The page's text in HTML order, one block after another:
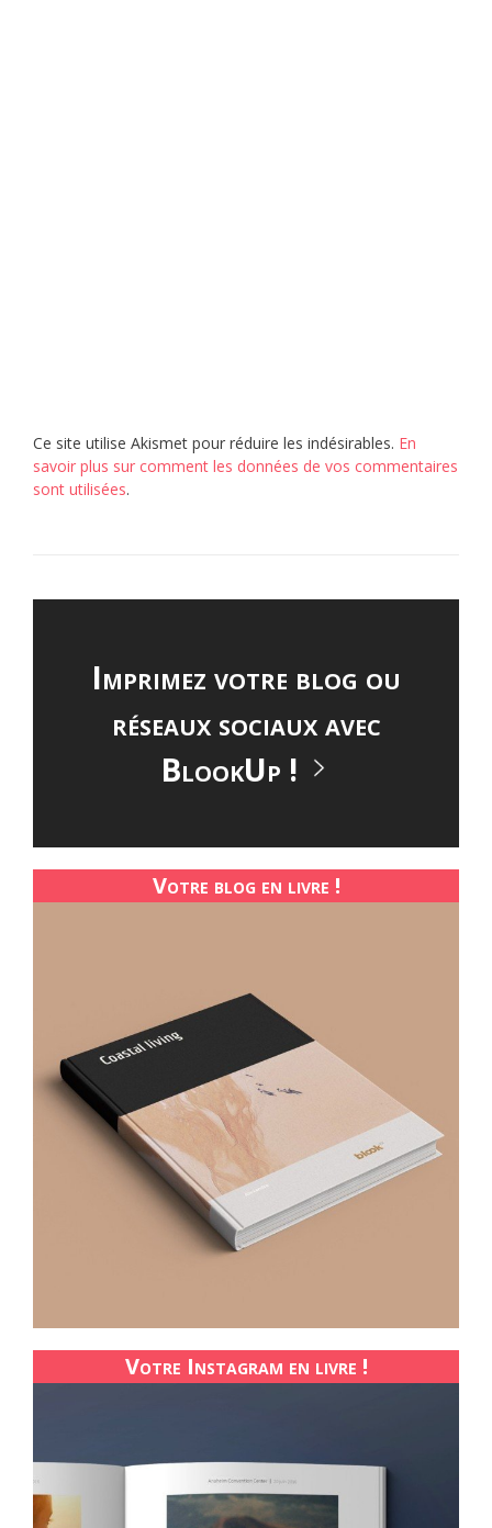
Ce site utilise Akismet pour réduire les indésirables. En
savoir plus sur comment les données de vos commentaires
sont utilisées.
Imprimez votre blog ou
réseaux sociaux avec
BlookUp !
Votre blog en livre !
Votre Instagram en livre !